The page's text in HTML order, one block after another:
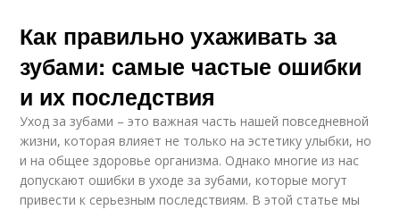
Как правильно ухаживать за
зубами: самые частые ошибки
и их последствия
Уход за зубами – это важная часть нашей повседневной
жизни, которая влияет не только на эстетику улыбки, но
и на общее здоровье организма. Однако многие из нас
допускают ошибки в уходе за зубами, которые могут
привести к серьезным последствиям. В этой статье мы